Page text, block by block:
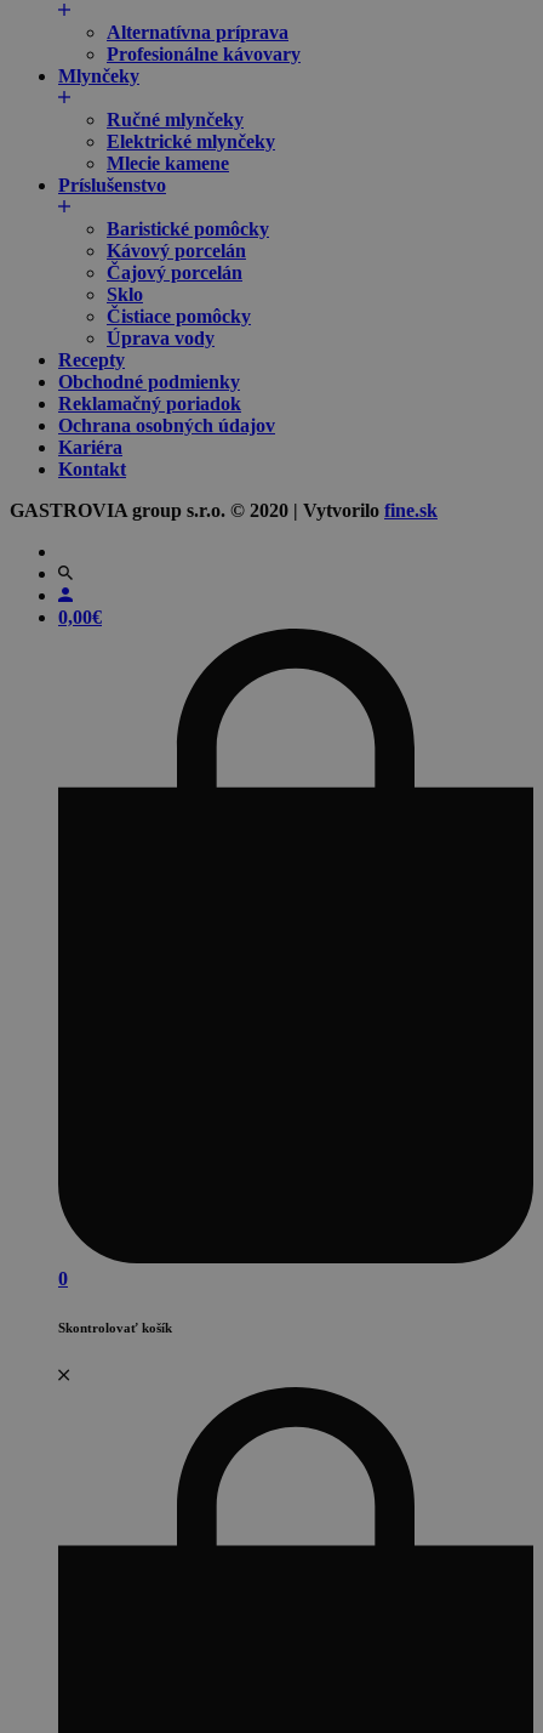
Alternatívna príprava
Profesionálne kávovary
Mlynčeky
Ručné mlynčeky
Elektrické mlynčeky
Mlecie kamene
Príslušenstvo
Baristické pomôcky
Kávový porcelán
Čajový porcelán
Sklo
Čistiace pomôcky
Úprava vody
Recepty
Obchodné podmienky
Reklamačný poriadok
Ochrana osobných údajov
Kariéra
Kontakt
GASTROVIA group s.r.o. © 2020 | Vytvorilo fine.sk
0,00€
0
Skontrolovať košík